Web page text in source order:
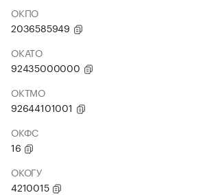
ОКПО
2036585949
ОКАТО
92435000000
ОКТМО
92644101001
ОКФС
16
ОКОГУ
4210015